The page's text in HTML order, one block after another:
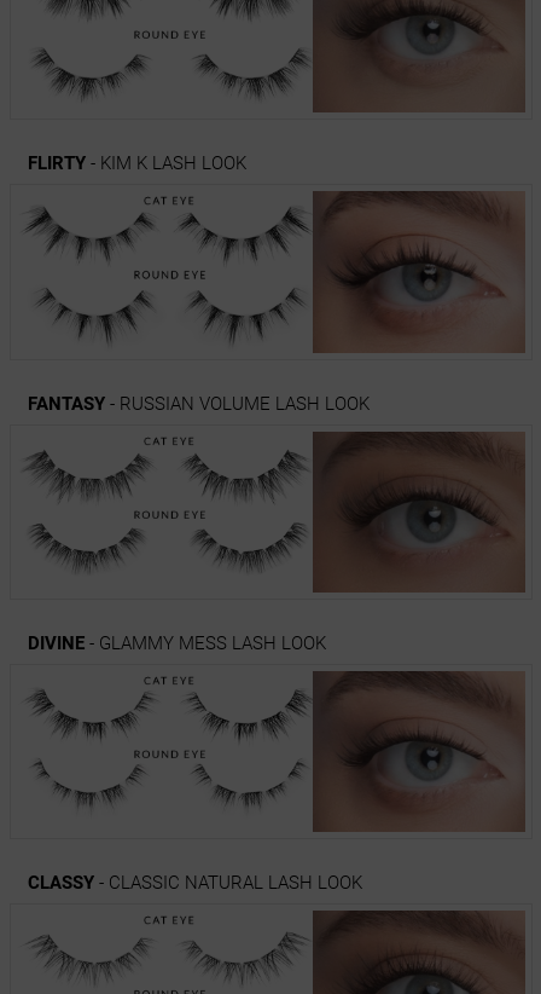
FLIRTY- KIM K LASH LOOK
FANTASY- RUSSIAN VOLUME LASH LOOK
DIVINE- GLAMMY MESS LASH LOOK
CLASSY- CLASSIC NATURAL LASH LOOK